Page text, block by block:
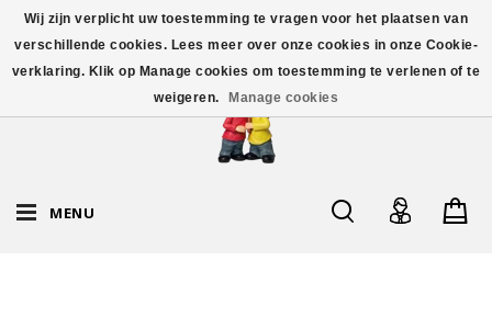
MENU
Wij zijn verplicht uw toestemming te vragen voor het plaatsen van
verschillende cookies. Lees meer over onze cookies in onze Cookie-
verklaring. Klik op Manage cookies om toestemming te verlenen of te
weigeren.
Manage cookies